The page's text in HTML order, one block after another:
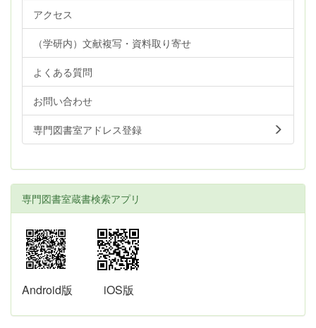
アクセス
（学研内）文献複写・資料取り寄せ
よくある質問
お問い合わせ
専門図書室アドレス登録
専門図書室蔵書検索アプリ
Android版 iOS版